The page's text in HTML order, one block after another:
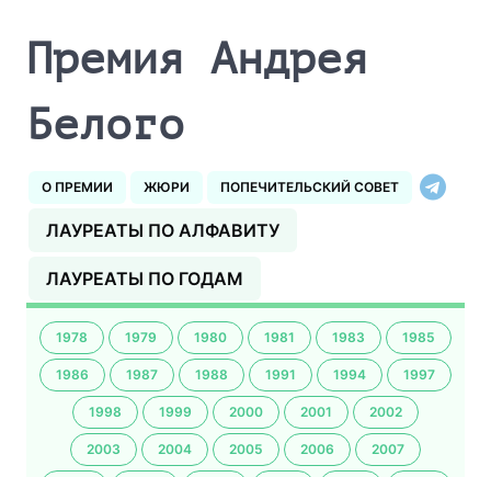
Премия Андрея
Белого
О ПРЕМИИ ЖЮРИ ПОПЕЧИТЕЛЬСКИЙ СОВЕТ
ЛАУРЕАТЫ ПО АЛФАВИТУ
ЛАУРЕАТЫ ПО ГОДАМ
1978 1979 1980 1981 1983 1985
1986 1987 1988 1991 1994 1997
1998 1999 2000 2001 2002
2003 2004 2005 2006 2007